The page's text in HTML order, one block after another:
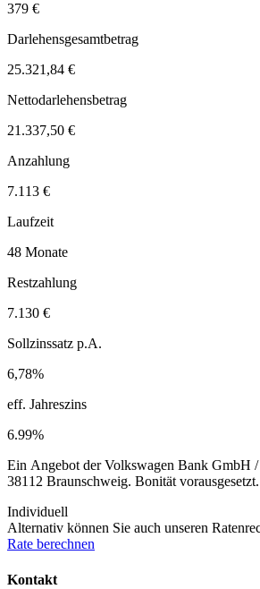
379 €
Darlehensgesamtbetrag
25.321,84 €
Nettodarlehensbetrag
21.337,50 €
Anzahlung
7.113 €
Laufzeit
48 Monate
Restzahlung
7.130 €
Sollzinssatz p.A.
6,78%
eff. Jahreszins
6.99%
Ein Angebot der Volkswagen Bank GmbH
38112 Braunschweig. Bonität vorausgesetzt.
Individuell
Alternativ können Sie auch unseren
Rate berechnen
Kontakt